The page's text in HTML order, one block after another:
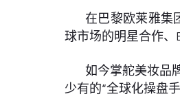
在巴黎欧莱雅集
球市场的明星合作、
如今掌舵美妆品
少有的“全球化操盘手